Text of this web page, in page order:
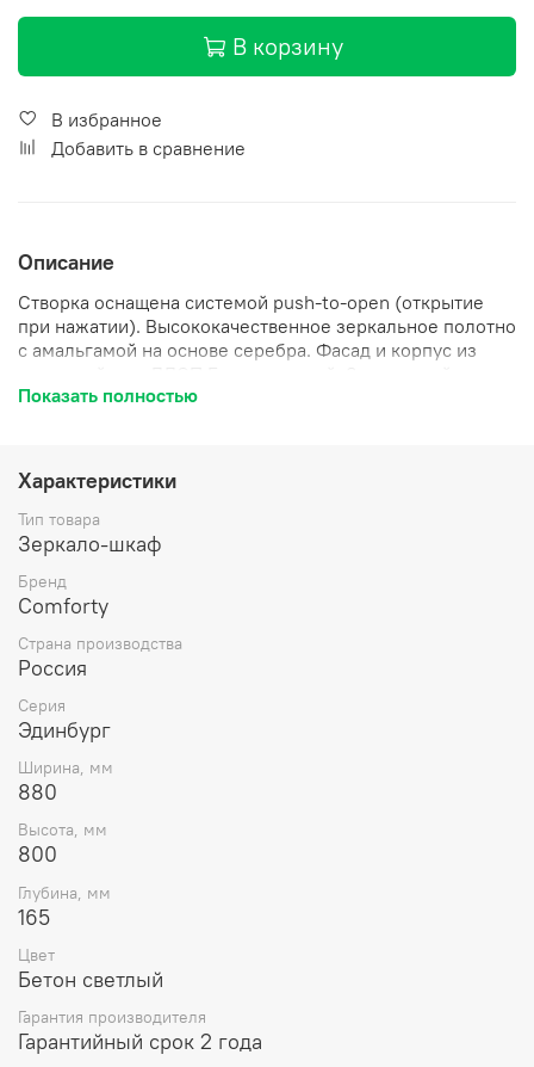
В корзину
В избранное
Добавить в сравнение
Описание
Створка оснащена системой push-to-open (открытие
при нажатии). Высококачественное зеркальное полотно
с амальгамой на основе серебра. Фасад и корпус из
горизонтальные полки. Название: Зеркало-шкаф
ванных комнат COMFORTY
Показать полностью
Характеристики
Тип товара
Зеркало-шкаф
Бренд
Comforty
Страна производства
Россия
Серия
Эдинбург
Ширина, мм
880
Высота, мм
800
Глубина, мм
165
Цвет
Бетон светлый
Гарантия производителя
Гарантийный срок 2 года